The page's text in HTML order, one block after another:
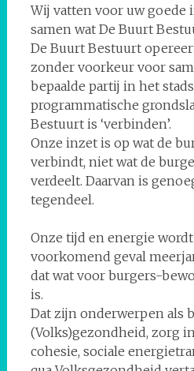
Wij vatten voor uw goede
samen wat De Buurt
De Buurt Bestuurt
zonder voorkeur voor
bepaalde partij in het
programmatische
Bestuurt is ‘verbinden’.
Onze inzet is op wat de
verbindt, niet wat de
verdeelt. Daarvan is
tegendeel.
Onze tijd en energie
voorkomend geval
dat wat voor burgers-
is.
Dat zijn onderwerpen als
(Volks)gezondheid, zorg
cohesie, sociale